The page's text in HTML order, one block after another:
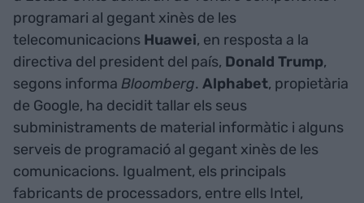
programari al gegant xinès de les
telecomunicacions Huawei, en resposta a la
directiva del president del país, Donald Trump,
segons informa Bloomberg. Alphabet, propietària
de Google, ha decidit tallar els seus
subministraments de material informàtic i alguns
serveis de programació al gegant xinès de les
comunicacions. Igualment, els principals
fabricants de processadors, entre ells Intel,